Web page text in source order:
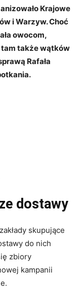
Krajowe
i Warzyw. Choć
owocom,
tam także wątków
Rafała
dostawy
skupujące
do nich
zbiory
kampanii